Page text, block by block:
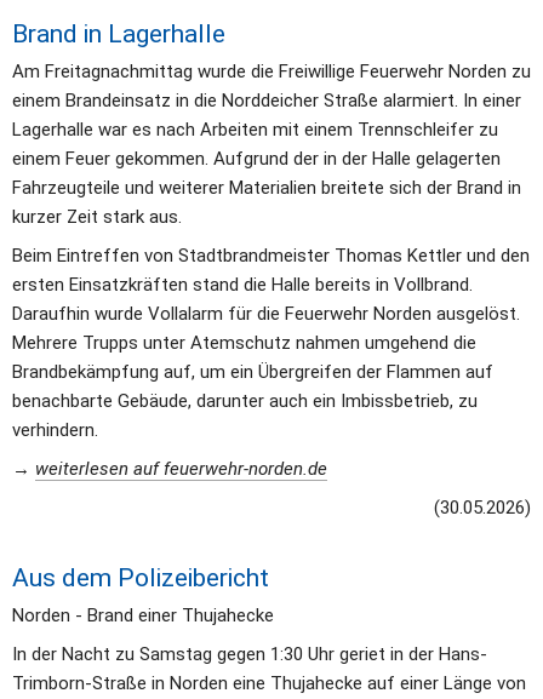
Brand in Lagerhalle
Am Freitagnachmittag wurde die Freiwillige Feuerwehr Norden zu
einem Brandeinsatz in die Norddeicher Straße alarmiert. In einer
Lagerhalle war es nach Arbeiten mit einem Trennschleifer zu
einem Feuer gekommen. Aufgrund der in der Halle gelagerten
Fahrzeugteile und weiterer Materialien breitete sich der Brand in
kurzer Zeit stark aus.
Beim Eintreffen von Stadtbrandmeister Thomas Kettler und den
ersten Einsatzkräften stand die Halle bereits in Vollbrand.
Daraufhin wurde Vollalarm für die Feuerwehr Norden ausgelöst.
Mehrere Trupps unter Atemschutz nahmen umgehend die
Brandbekämpfung auf, um ein Übergreifen der Flammen auf
benachbarte Gebäude, darunter auch ein Imbissbetrieb, zu
verhindern.
→ weiterlesen auf feuerwehr-norden.de
(30.05.2026)
Aus dem Polizeibericht
Norden - Brand einer Thujahecke
In der Nacht zu Samstag gegen 1:30 Uhr geriet in der Hans-
Trimborn-Straße in Norden eine Thujahecke auf einer Länge von